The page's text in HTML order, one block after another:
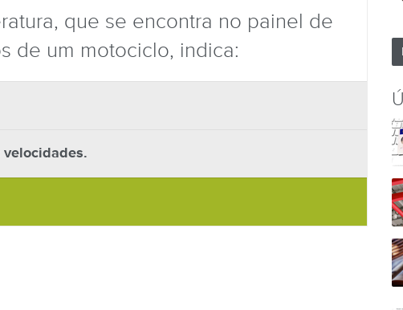
que se encontra no painel de
de um motociclo, indica: